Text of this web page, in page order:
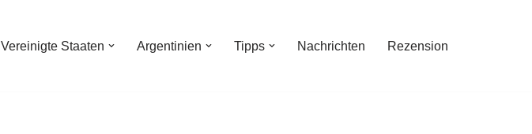
Vereinigte Staaten Argentinien Tipps Nachrichten Rezension